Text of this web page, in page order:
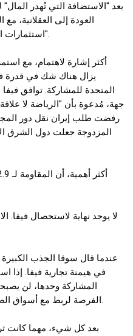
العودة إلى العقلانية،
استثمارات الحدث بدلاً من مجرد "مشروع الوجه".
أكثر إشارة لاهتمام، مع
يزال هناك شك في قدرة
المتحدة للمشاركة. توافق
جهة، مُدعوة بأن "الرياضة لا
رفضت طلب إيران نقل دور
المزدوجة جعلت دول الشرق
لا يوجد نهاية لاستحصال فيفا.
عندما قال سوقا الجذب
في هيمنة تجارية فيفا.
المشاركة وحدها، لن
الفرصة لربط مع أسواق الصين والهند وتحقيق التنمية المتنوعة.
بعد كل شيء، مهما كانت